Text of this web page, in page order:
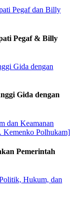
Pegaf & Billy
Gida dengan
Pemerintah